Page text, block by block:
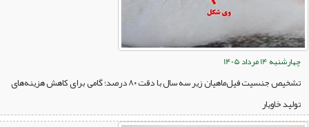
چهارشنبه 14 مرداد 1405
تشخیص جنسیت فیل‌ماهیان زیر سه سال با دقت ۸۰ درصد؛ گامی برای کاهش هزینه‌های
تولید خاویار